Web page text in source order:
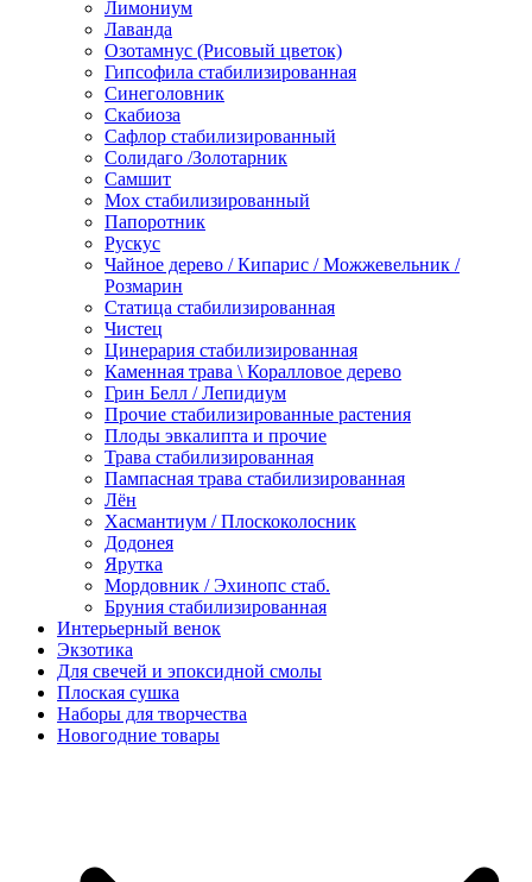
Лимониум
Лаванда
Озотамнус (Рисовый цветок)
Гипсофила стабилизированная
Синеголовник
Скабиоза
Сафлор стабилизированный
Солидаго /Золотарник
Самшит
Мох стабилизированный
Папоротник
Рускус
Чайное дерево / Кипарис / Можжевельник /
Розмарин
Статица стабилизированная
Чистец
Цинерария стабилизированная
Каменная трава \ Коралловое дерево
Грин Белл / Лепидиум
Прочие стабилизированные растения
Плоды эвкалипта и прочие
Трава стабилизированная
Пампасная трава стабилизированная
Лён
Хасмантиум / Плоскоколосник
Додонея
Ярутка
Мордовник / Эхинопс стаб.
Бруния стабилизированная
Интерьерный венок
Экзотика
Для свечей и эпоксидной смолы
Плоская сушка
Наборы для творчества
Новогодние товары